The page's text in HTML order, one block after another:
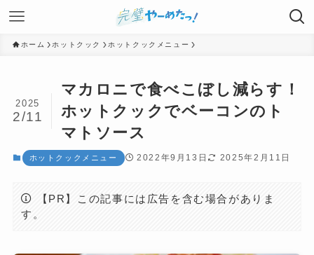
ホーム ホットクック ホットクックメニュー
マカロニで食べこぼし減らす！
ホットクックでベーコンのト
マトソース
2025
2/11
ホットクックメニュー 2022年9月13日 2025年2月11日
【PR】この記事には広告を含む場合がありま
す。